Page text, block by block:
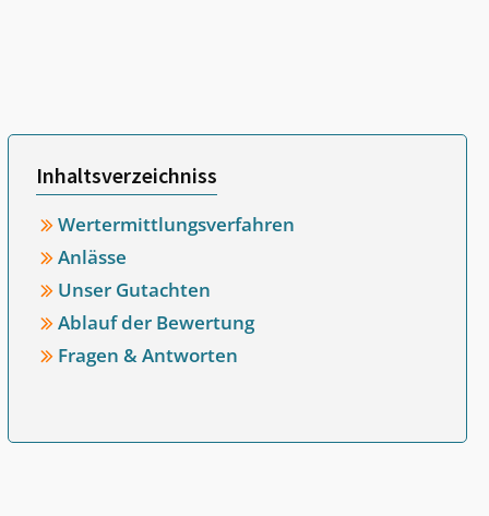
Inhaltsverzeichniss
Wertermittlungsverfahren
Anlässe
Unser Gutachten
Ablauf der Bewertung
Fragen & Antworten